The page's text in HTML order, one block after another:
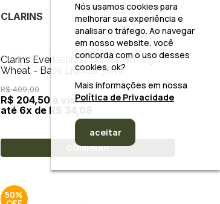
CLARINS
Clarins Everlasting Foundation 109C
Wheat - Base Líquida 30ml
R$ 409,00
R$ 204,50 à vista
até 6x de R$ 34,08
COMPRAR
50%
Nós usamos cookies para
melhorar sua experiência e
analisar o tráfego. Ao navegar
em nosso website, você
concorda com o uso desses
cookies, ok?
Mais informações em nossa
Política de Privacidade
aceitar